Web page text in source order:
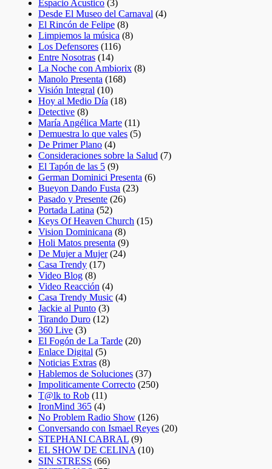
Espacio Acustico (3)
Desde El Museo del Carnaval (4)
El Rincón de Felipe (8)
Limpiemos la música (8)
Los Defensores (116)
Entre Nosotras (14)
La Noche con Ambiorix (8)
Manolo Presenta (168)
Visión Integral (10)
Hoy al Medio Día (18)
Detective (8)
María Angélica Marte (11)
Demuestra lo que vales (5)
De Primer Plano (4)
Consideraciones sobre la Salud (7)
El Tapón de las 5 (9)
German Dominici Presenta (6)
Bueyon Dando Fusta (23)
Pasado y Presente (26)
Portada Latina (52)
Keys Of Heaven Church (15)
Vision Dominicana (8)
Holi Matos presenta (9)
De Mujer a Mujer (24)
Casa Trendy (17)
Video Blog (8)
Video Reacción (4)
Casa Trendy Music (4)
Jackie al Punto (3)
Tirando Duro (12)
360 Live (3)
El Fogón de La Tarde (20)
Enlace Digital (5)
Noticias Extras (8)
Hablemos de Soluciones (37)
Impoliticamente Correcto (250)
T@lk to Rob (11)
IronMind 365 (4)
No Problem Radio Show (126)
Conversando con Ismael Reyes (20)
STEPHANI CABRAL (9)
EL SHOW DE CELINA (10)
SIN STRESS (66)